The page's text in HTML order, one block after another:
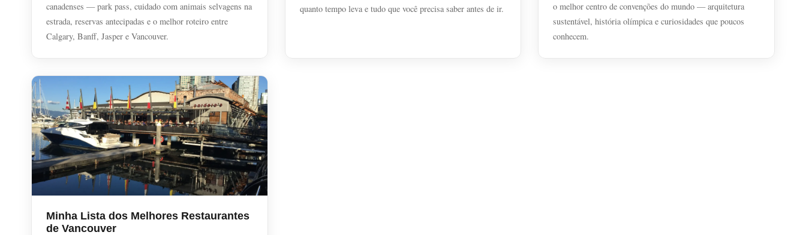
canadenses — park pass, cuidado com animais selvagens na
estrada, reservas antecipadas e o melhor roteiro entre
Calgary, Banff, Jasper e Vancouver.
quanto tempo leva e tudo que você precisa saber antes de ir.
o melhor centro de convenções do mundo — arquitetura
sustentável, história olímpica e curiosidades que poucos
conhecem.
Minha Lista dos Melhores Restaurantes
de Vancouver